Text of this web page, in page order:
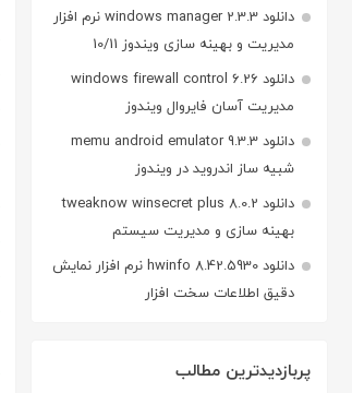
دانلود windows manager 2.3.3 نرم افزار
مدیریت و بهینه سازی ویندوز 10/11
دانلود windows firewall control 6.26
مدیریت آسان فایروال ویندوز
دانلود memu android emulator 9.3.3
شبیه ساز اندروید در ویندوز
دانلود tweaknow winsecret plus 8.0.2
بهینه سازی و مدیریت سیستم
دانلود hwinfo 8.42.5930 نرم افزار نمایش
دقیق اطلاعات سخت افزار
پربازدیدترین مطالب